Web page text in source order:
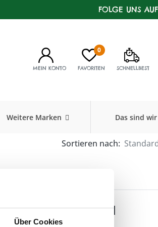
Über Cookies
FOLGE UNS
MEIN KONTO
0
FAVORITEN SCHNELLBEST
Weitere Marken Das sind wir
Sortieren nach:
Kopfhaut und